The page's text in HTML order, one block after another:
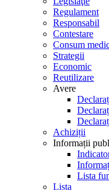
Regulament
Responsabil
Contestare
Consum
Strategii
Economic
Reutilizare
Avere
Achiziții
Informații
Lista
Lista